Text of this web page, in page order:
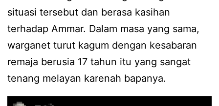
situasi tersebut dan berasa kasihan
terhadap Ammar. Dalam masa yang sama,
warganet turut kagum dengan kesabaran
remaja berusia 17 tahun itu yang sangat
tenang melayan karenah bapanya.